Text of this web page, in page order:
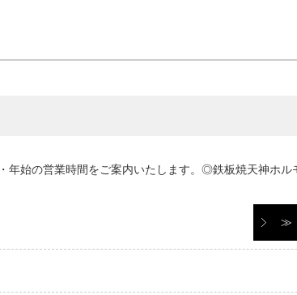
年始の営業時間をご案内いたします。◎鉄板焼天神ホ
≫